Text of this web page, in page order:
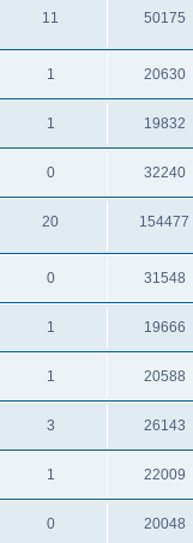
11 50175
1 20630
1 19832
0 32240
20 154477
0 31548
1 19666
1 20588
3 26143
1 22009
0 20048